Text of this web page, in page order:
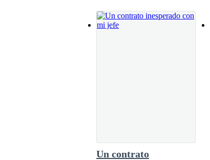
—Te ves linda —se encoge de hombros.
Un contrato